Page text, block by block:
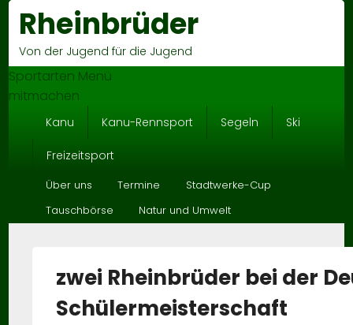
Rheinbrüder
Von der Jugend für die Jugend
Sportarten Menü
mitmachen
Kanu Kanu-Rennsport Segeln Ski
Freizeitsport
Untermenü
Über uns Termine
Stadtwerke-Cup
Tauschbörse
Natur und Umwelt
zwei Rheinbrüder bei der
Schülermeisterschaft